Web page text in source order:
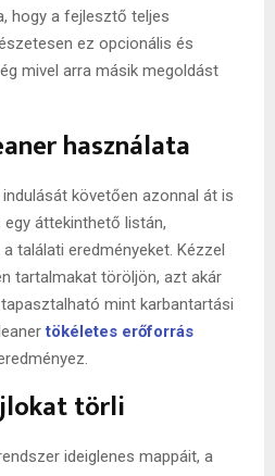
hogy a fejlesztő teljes
ez opcionális és
mivel arra másik megoldást
használata
követően azonnal át is
áttekinthető listán,
találati eredményeket. Kézzel
tartalmakat töröljön, azt akár
mint karbantartási
tökéletes erőforrás
törli
ideiglenes mappáit, a